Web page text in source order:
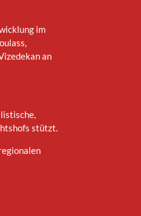
im
an
stützt.